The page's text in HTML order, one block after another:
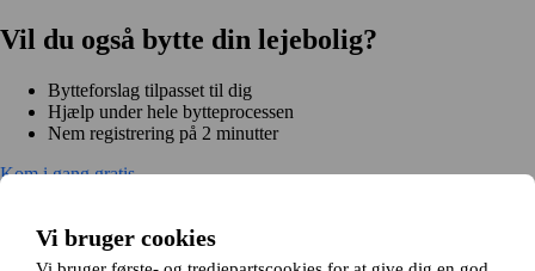
Vi bruger cookies
Vil du også bytte din lejebolig?
Bytteforslag tilpasset til dig
Hjælp under hele bytteprocessen
Nem registrering på 2 minutter
Kom i gang gratis
Læs mere
Nyheder og tips